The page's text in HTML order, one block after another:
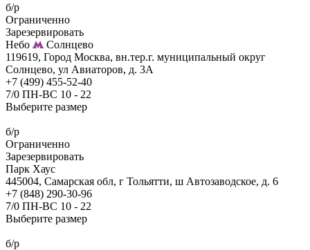
б/р
Ограниченно
Зарезервировать
Небо
Солнцево
119619, Город Москва, вн.тер.г. муниципальный округ
Солнцево, ул Авиаторов, д. 3А
+7 (499) 455-52-40
7/0 ПН-ВС 10 - 22
Выберите размер
б/р
Ограниченно
Зарезервировать
Парк Хаус
445004, Самарская обл, г Тольятти, ш Автозаводское, д. 6
+7 (848) 290-30-96
7/0 ПН-ВС 10 - 22
Выберите размер
б/р